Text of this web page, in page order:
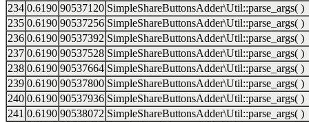
234 0.6190 90537120 SimpleShareButtonsAdder\Util::parse_args( )
235 0.6190 90537256 SimpleShareButtonsAdder\Util::parse_args( )
236 0.6190 90537392 SimpleShareButtonsAdder\Util::parse_args( )
237 0.6190 90537528 SimpleShareButtonsAdder\Util::parse_args( )
238 0.6190 90537664 SimpleShareButtonsAdder\Util::parse_args( )
239 0.6190 90537800 SimpleShareButtonsAdder\Util::parse_args( )
240 0.6190 90537936 SimpleShareButtonsAdder\Util::parse_args( )
241 0.6190 90538072 SimpleShareButtonsAdder\Util::parse_args( )